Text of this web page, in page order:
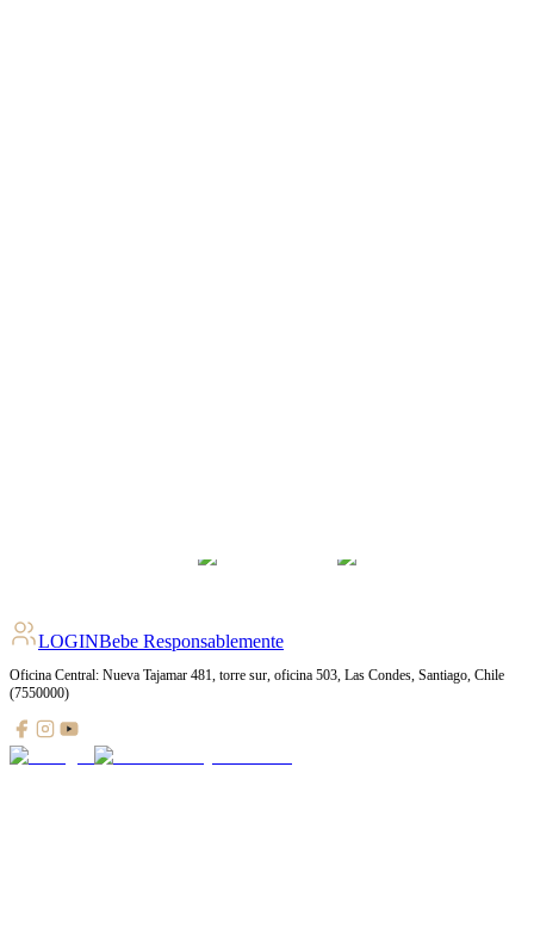
LOGINBebe Responsablemente
Oficina Central: Nueva Tajamar 481, torre sur, oficina 503, Las Condes, Santiago, Chile
(7550000)